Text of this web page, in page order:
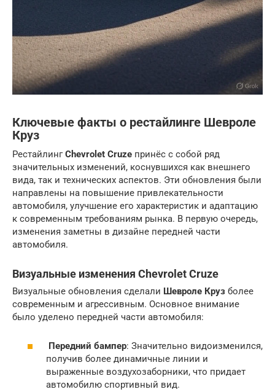
Ключевые факты о рестайлинге Шевроле
Круз
РестайлингChevrolet Cruze принёс с собой ряд
значительных изменений, коснувшихся как внешнего
вида, так и технических аспектов. Эти обновления были
направлены на повышение привлекательности
автомобиля, улучшение его характеристик и адаптацию
к современным требованиям рынка. В первую очередь,
изменения заметны в дизайне передней части
автомобиля.
Визуальные изменения Chevrolet Cruze
Визуальные обновления сделали Шевроле Круз более
современным и агрессивным. Основное внимание
было уделено передней части автомобиля:
Передний бампер: Значительно видоизменился,
получив более динамичные линии и
выраженные воздухозаборники, что придает
автомобилю спортивный вид.